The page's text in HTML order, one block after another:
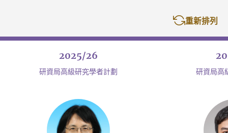
重新排列
2025/26
研資局高級研究學者計劃 研資局高